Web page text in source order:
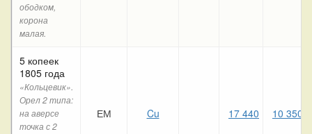
ободком,
корона
малая.
5 копеек
1805 года
«Кольцевик».
Орел 2 типа:
на аверсе
точка с 2
ЕМ Cu 17 440 10 350